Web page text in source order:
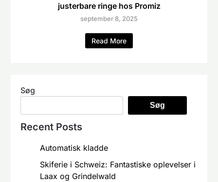
justerbare ringe hos Promiz
september 8, 2025
Read More
Søg
Søg
Recent Posts
Automatisk kladde
Skiferie i Schweiz: Fantastiske oplevelser i
Laax og Grindelwald